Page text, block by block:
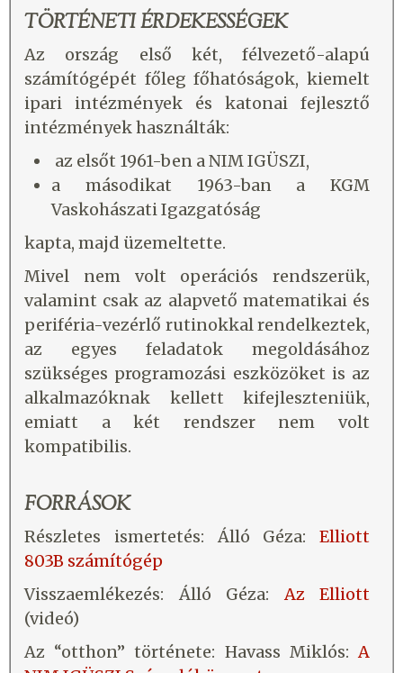
TÖRTÉNETI ÉRDEKESSÉGEK
Az ország első két, félvezető-alapú
számítógépét főleg főhatóságok, kiemelt
ipari intézmények és katonai fejlesztő
intézmények használták:
az elsőt 1961-ben a NIM IGÜSZI,
a másodikat 1963-ban a KGM
Vaskohászati Igazgatóság
kapta, majd üzemeltette.
Mivel nem volt operációs rendszerük,
valamint csak az alapvető matematikai és
periféria-vezérlő rutinokkal rendelkeztek,
az egyes feladatok megoldásához
szükséges programozási eszközöket is az
alkalmazóknak kellett kifejleszteniük,
emiatt a két rendszer nem volt
kompatibilis.
FORRÁSOK
Részletes ismertetés: Álló Géza: Elliott
803B számítógép
Visszaemlékezés: Álló Géza:Az Elliott
(videó)
Az “otthon” története: Havass Miklós: A